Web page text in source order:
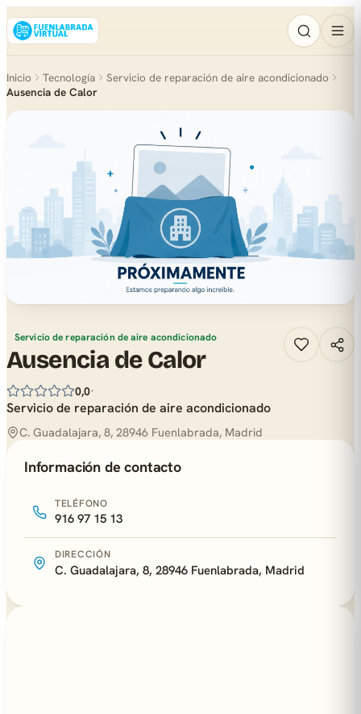
Inicio Tecnología
Servicio de reparación de aire acondicionado
Ausencia de Calor
Servicio de reparación de aire acondicionado
Ausencia de Calor
0,0·
Servicio de reparación de aire acondicionado
C. Guadalajara, 8, 28946 Fuenlabrada, Madrid
Información de contacto
TELÉFONO
916 97 15 13
DIRECCIÓN
C. Guadalajara, 8, 28946 Fuenlabrada, Madrid